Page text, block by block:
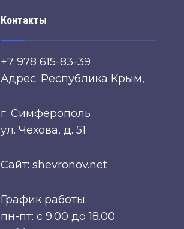
Контакты
+7 978 615-83-39
Адрес: Республика Крым,
г. Симферополь
ул. Чехова, д. 51
Сайт: shevronov.net
График работы:
пн-пт: с 9.00 до 18.00